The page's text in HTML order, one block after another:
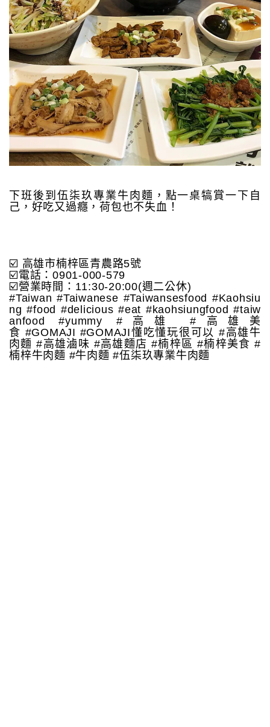
下班後到伍柒玖專業牛肉麵，點一桌犒賞一下自
己，好吃又過癮，荷包也不失血！
☑️ 高雄市楠梓區青農路5號
☑️電話：0901-000-579
☑️營業時間：11:30-20:00(週二公休)
#Taiwan #Taiwanese #Taiwansesfood #Kaohsiu
ng #food #delicious #eat #kaohsiungfood #taiw
anfood #yummy #高雄 #高雄美
食 #GOMAJI #GOMAJI懂吃懂玩很可以 #高雄牛
肉麵 #高雄滷味 #高雄麵店 #楠梓區 #楠梓美食 #
楠梓牛肉麵 #牛肉麵 #伍柒玖專業牛肉麵